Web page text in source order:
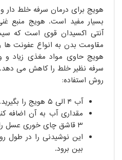
هویج برای درمان سرفه خلط
آنتی اکسیدان قوی است که
مقاومت بدن به انواع عفونت ها
هویج حاوی مواد مغذی زیاد و
سرفه نظیر خلط را کاهش می دهد.
روش استفاده:
آب ۴ الی ۵ هویج را بگیرید.
۳ قاشق چای خوری عسل را با آن ترکیب کنید.
این نوشیدنی را در طول
بین برود.